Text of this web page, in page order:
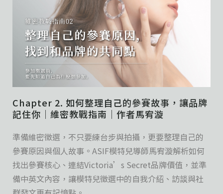
Chapter 2. 如何整理自己的參賽故事，讓品牌
記住你｜維密教戰指南｜作者馬宥漩
準備維密徵選，不只要練台步與拍攝，更要整理自己的
參賽原因與個人故事。ASIF模特兒導師馬宥漩解析如何
找出參賽核心、連結Victoria’s Secret品牌價值，並準
備中英文內容，讓模特兒徵選中的自我介紹、訪談與社